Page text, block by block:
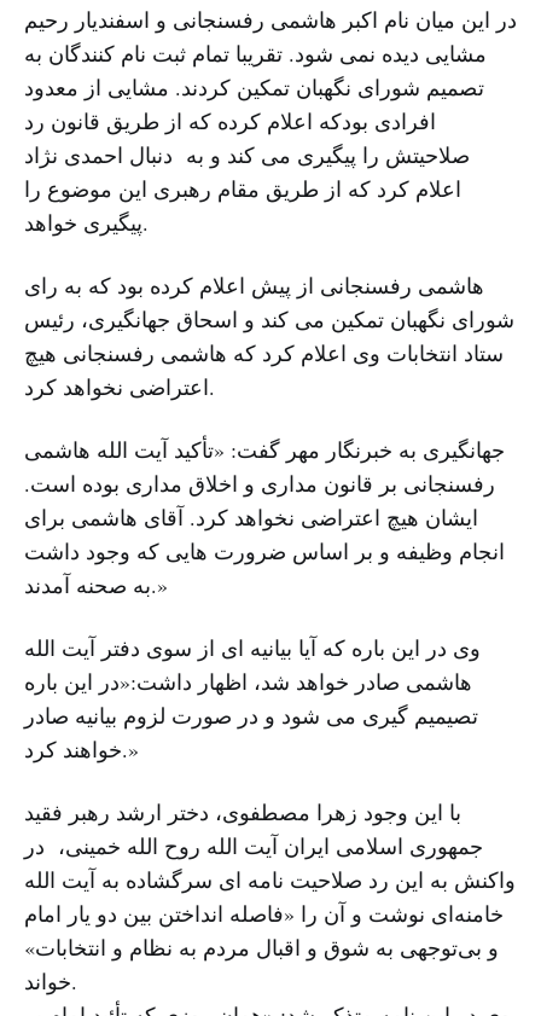
در این میان نام اکبر هاشمی رفسنجانی و اسفندیار رحیم
مشایی دیده نمی شود. تقریبا تمام ثبت نام کنندگان به
تصمیم شورای نگهبان تمکین کردند. مشایی از معدود
افرادی بودکه اعلام کرده که از طریق قانون رد
صلاحیتش را پیگیری می کند و به دنبال احمدی نژاد
اعلام کرد که از طریق مقام رهبری این موضوع را
پیگیری خواهد.
هاشمی رفسنجانی از پیش اعلام کرده بود که به رای
شورای نگهبان تمکین می کند و اسحاق جهانگیری، رئیس
ستاد انتخابات وی اعلام کرد که هاشمی رفسنجانی هیچ
اعتراضی نخواهد کرد.
جهانگیری به خبرنگار مهر گفت: «تأکید آیت الله هاشمی
رفسنجانی بر قانون مداری و اخلاق مداری بوده است.
ایشان هیچ اعتراضی نخواهد کرد. آقای هاشمی برای
انجام وظیفه و بر اساس ضرورت هایی که وجود داشت
به صحنه آمدند.»
وی در این باره که آیا بیانیه ای از سوی دفتر آیت الله
هاشمی صادر خواهد شد، اظهار داشت:«در این باره
تصیمیم گیری می شود و در صورت لزوم بیانیه صادر
خواهند کرد.»
با این وجود زهرا مصطفوی، دختر ارشد رهبر فقید
جمهوری اسلامی ایران آیت الله روح الله خمینی، در
واکنش به این رد صلاحیت نامه ای سرگشاده به آیت الله
خامنه‌ای نوشت و آن را «فاصله انداختن بین دو یار امام
و بی‌توجهی به شوق و اقبال مردم به نظام و انتخابات»
خواند.